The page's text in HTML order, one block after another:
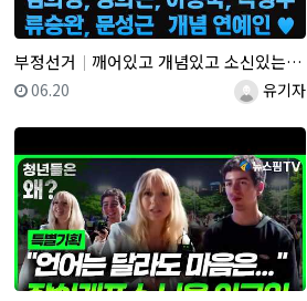
부정선거 깨어있고 개념있고 소신있는 박보영, 유재석, 이효리, 박명수, 조인성, 안내상 등 깨시민 배우 가수 감독님들…
등록자유기자
등록일
06.20